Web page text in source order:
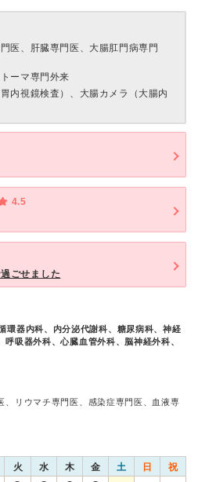
医、肝臓専門医、大腸肛門病専門
ーマ専門外来
内視鏡検査）、大腸カメラ（大腸内
4.5
ごせました
環器内科、内分泌代謝科、糖尿病科、神経
吸器外科、心臓血管外科、脳神経外科、
、リウマチ専門医、感染症専門医、血液専
火 水 木 金 土 日 祝